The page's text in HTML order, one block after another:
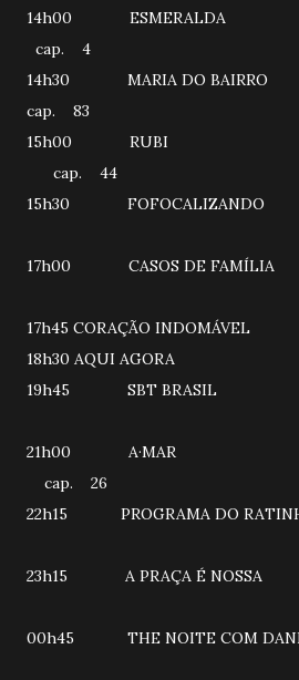
14h00
cap. 4
14h30 MARIA
cap. 83
15h00
cap. 44
15h30
17h00 CASOS
17h45 CORAÇÃO INDOMÁVEL
18h30 AQUI AGORA
19h45 SBT
21h00
cap. 26
22h15 PROGRAMA
23h15 A PRAÇA
00h45 THE NOITE COM